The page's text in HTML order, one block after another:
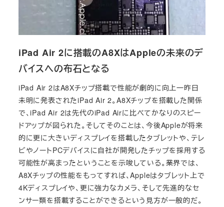
iPad Air 2に搭載のA8XはAppleの未来のデ
バイスへの布石となる
iPad Air 2はA8Xチップ搭載で性能が劇的に向上一昨日
未明に発表されたiPad Air 2。A8Xチップを搭載した関係
で、iPad Air 2は先代のiPad Airに比べてかなりのスピー
ドアップが図られた。そしてそのことは、今後Appleが将来
的に更に大きいディスプレイを搭載したタブレットや、テレ
ビやノートPCデバイスに自社が開発したチップを採用する
可能性が高まったということを示唆している。業界では、
A8Xチップの性能をもってすれば、Appleはタブレット上で
4Kディスプレイや、更に強力なカメラ、そして先進的なセ
ンサー類を搭載することができるという見方が一般的だ。